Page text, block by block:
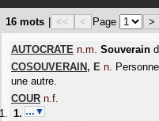
16 mots << < Page >
AUTOCRATE n.m. Souverain
COSOUVERAIN , E n.
une autre.
COUR n.f.
…▼